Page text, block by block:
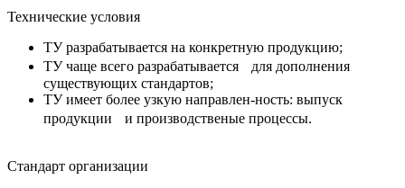
Технические условия
ТУ разрабатывается на конкретную продукцию;
ТУ чаще всего разрабатывается для дополнения
существующих стандартов;
ТУ имеет более узкую направлен-ность: выпуск
продукции и производственые процессы.
Стандарт организации